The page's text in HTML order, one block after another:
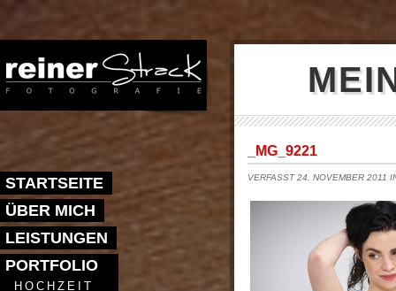
STARTSEITE
ÜBER MICH
LEISTUNGEN
PORTFOLIO
HOCHZEIT
_MG_9221
VERFASST 24. NOVEMBER 2011